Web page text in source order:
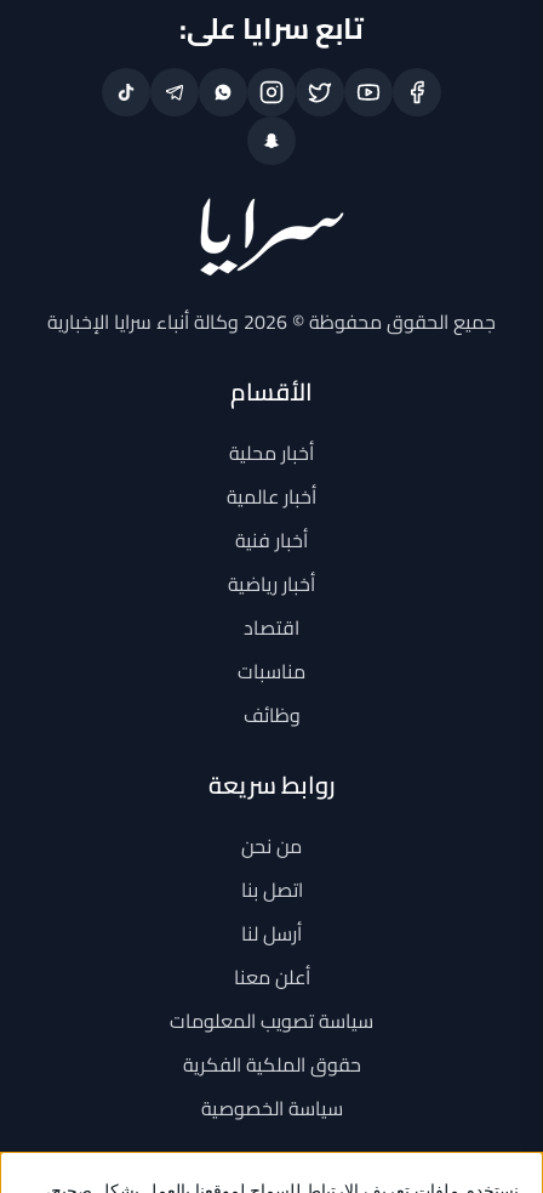
تابع سرايا على:
جميع الحقوق محفوظة © 2026 وكالة أنباء سرايا الإخبارية
الأقسام
أخبار محلية
أخبار عالمية
أخبار فنية
أخبار رياضية
اقتصاد
مناسبات
وظائف
روابط سريعة
من نحن
اتصل بنا
أرسل لنا
أعلن معنا
سياسة تصويب المعلومات
حقوق الملكية الفكرية
سياسة الخصوصية
اتصل بنا